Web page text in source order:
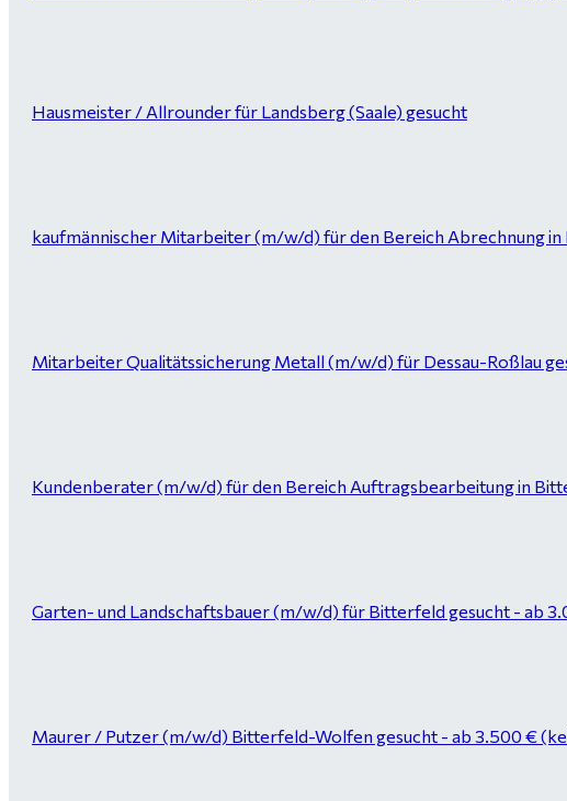
Hausmeister / Allrounder für Landsberg (Saale) gesucht
kaufmännischer Mitarbeiter (m/w/d) für den Bereich Abrechnung
Mitarbeiter Qualitätssicherung Metall (m/w/d) für Dessau-Roßlau
Kundenberater (m/w/d) für den Bereich Auftragsbearbeitung in
Garten- und Landschaftsbauer (m/w/d) für Bitterfeld gesucht - ab
Maurer / Putzer (m/w/d) Bitterfeld-Wolfen gesucht - ab 3.500 €